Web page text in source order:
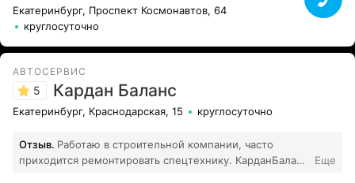
Екатеринбург, Проспект Космонавтов, 64
круглосуточно
АВТОСЕРВИС
5 Кардан Баланс
Екатеринбург, Краснодарская, 15 круглосуточно
Отзыв. Работаю в строительной компании, часто
приходится ремонтировать спецтехнику. КарданБаланс
Еще